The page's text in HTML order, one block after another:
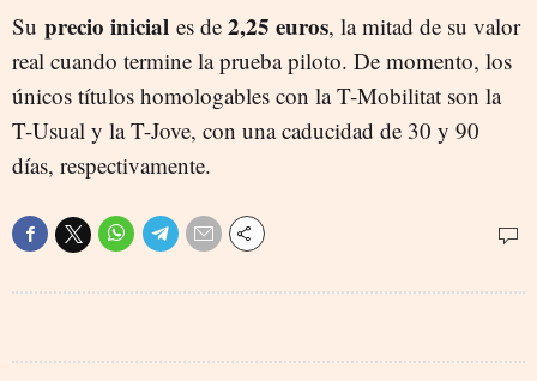
Su precio inicial es de 2,25 euros, la mitad de su valor
real cuando termine la prueba piloto. De momento, los
únicos títulos homologables con la T-Mobilitat son la
T-Usual y la T-Jove, con una caducidad de 30 y 90
días, respectivamente.